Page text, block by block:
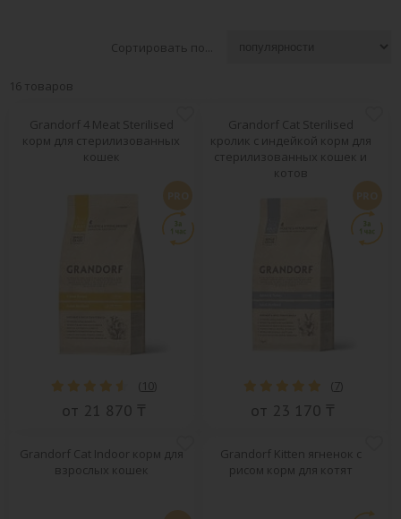
Сортировать по...
16 товаров
Grandorf 4 Meat Sterilised
корм для стерилизованных
кошек
( 10)
от 21 870 ₸
Grandorf Cat Sterilised
кролик с индейкой корм для
стерилизованных кошек и
котов
( 7)
от 23 170 ₸
Grandorf Cat Indoor корм для
взрослых кошек
Grandorf Kitten ягненок с
рисом корм для котят